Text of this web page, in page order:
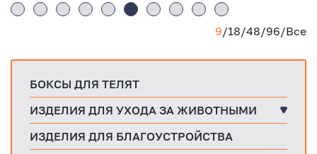
9/18/48/96/Все
БОКСЫ ДЛЯ ТЕЛЯТ
ИЗДЕЛИЯ ДЛЯ УХОДА ЗА ЖИВОТНЫМИ
ИЗДЕЛИЯ ДЛЯ БЛАГОУСТРОЙСТВА